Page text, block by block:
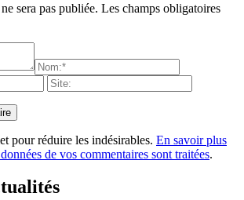
sera pas publiée. Les champs obligatoires
pour réduire les indésirables. En savoir plus
de vos commentaires sont traitées.